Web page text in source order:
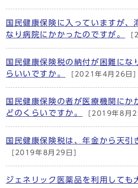
国民健康保険に入っていますが、
なり病院にかかったのですが。
国民健康保険税の納付が困難にな
らいいですか。
[2021年4月26日]
国民健康保険の者が医療機関にか
どのくらいですか。
[2019年8月
国民健康保険税は、年金から天引
[2019年8月29日]
ジェネリック医薬品を利用しても